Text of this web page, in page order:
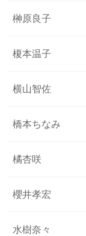
榊原良子
榎本温子
横山智佐
橋本ちなみ
橘杏咲
櫻井孝宏
水樹奈々